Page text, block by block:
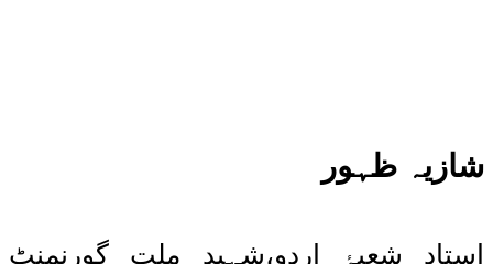
شازیہ ظہور
استاد شعبۂ اردو،شہیدِ ملت گورنمنٹ